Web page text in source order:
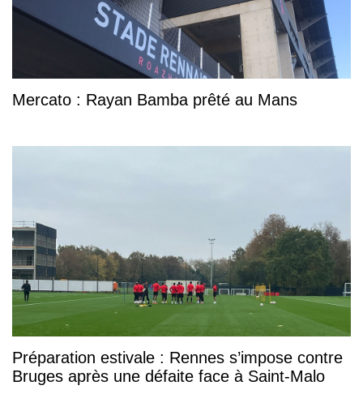
Mercato : Rayan Bamba prêté au Mans
Préparation estivale : Rennes s’impose contre
Bruges après une défaite face à Saint-Malo